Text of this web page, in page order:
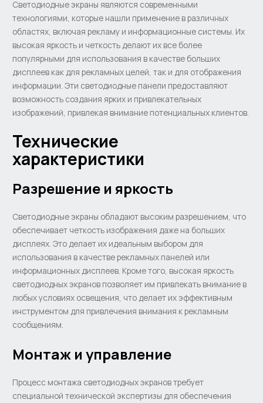
Светодиодные экраны являются современными
технологиями, которые нашли применение в различных
областях, включая рекламу и информационные системы. Их
высокая яркость и четкость делают их все более
популярными для использования в качестве больших
дисплеев как для рекламных целей, так и для отображения
информации. Эти светодиодные панели предоставляют
возможность создания ярких и привлекательных
изображений, привлекая внимание потенциальных клиентов.
Технические
характеристики
Разрешение и яркость
Светодиодные экраны обладают высоким разрешением, что
обеспечивает четкость изображения даже на больших
дисплеях. Это делает их идеальным выбором для
использования в качестве рекламных панелей или
информационных дисплеев. Кроме того, высокая яркость
светодиодных экранов позволяет им привлекать внимание в
любых условиях освещения, что делает их эффективным
инструментом для привлечения внимания к рекламным
сообщениям.
Монтаж и управление
Процесс монтажа светодиодных экранов требует
специальной технической экспертизы для обеспечения